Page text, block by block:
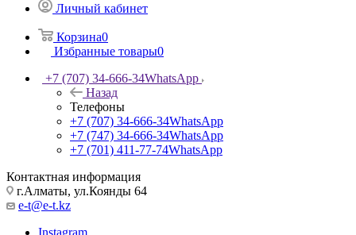
Личный кабинет
Корзина0
Избранные товары0
+7 (707) 34-666-34WhatsApp
Назад
Телефоны
+7 (707) 34-666-34WhatsApp
+7 (747) 34-666-34WhatsApp
+7 (701) 411-77-74WhatsApp
Контактная информация
г.Алматы, ул.Коянды 64
e-t@e-t.kz
Instagram